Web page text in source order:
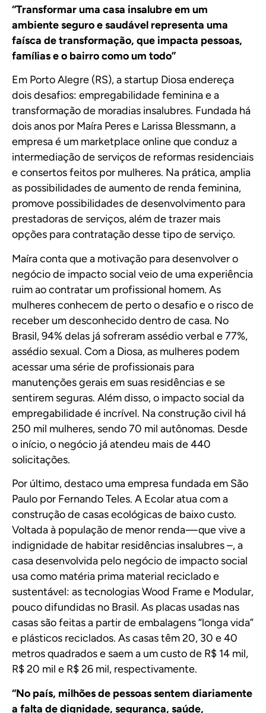
“Transformar uma casa insalubre em um
ambiente seguro e saudável representa uma
faísca de transformação, que impacta pessoas,
famílias e o bairro como um todo”
Em Porto Alegre (RS), a startup Diosaendereça
dois desafios: empregabilidade feminina e a
transformação de moradias insalubres. Fundada há
dois anos por Maíra Peres e Larissa Blessmann, a
empresa é um marketplace online que conduz a
intermediação de serviços de reformas residenciais
e consertos feitos por mulheres. Na prática, amplia
as possibilidades de aumento de renda feminina,
promove possibilidades de desenvolvimento para
prestadoras de serviços, além de trazer mais
opções para contratação desse tipo de serviço.
Maíra conta que a motivação para desenvolver o
negócio de impacto social veio de uma experiência
ruim ao contratar um profissional homem. As
mulheres conhecem de perto o desafio e o risco de
receber um desconhecido dentro de casa. No
Brasil, 94% delas já sofreram assédio verbal e 77%,
assédio sexual. Com a Diosa, as mulheres podem
acessar uma série de profissionais para
manutenções gerais em suas residências e se
sentirem seguras. Além disso, o impacto social da
empregabilidade é incrível. Na construção civil há
250 mil mulheres, sendo 70 mil autônomas. Desde
o início, o negócio já atendeu mais de 440
solicitações.
Por último, destaco uma empresa fundada em São
Paulo por Fernando Teles. A Ecolaratua com a
construção de casas ecológicas de baixo custo.
Voltada à população de menor renda — que vive a
indignidade de habitar residências insalubres –, a
casa desenvolvida pelo negócio de impacto social
usa como matéria prima material reciclado e
sustentável: as tecnologias Wood Frame e Modular,
pouco difundidas no Brasil. As placas usadas nas
casas são feitas a partir de embalagens “longa vida”
e plásticos reciclados. As casas têm 20, 30 e 40
metros quadrados e saem a um custo de R$ 14 mil,
R$ 20 mil e R$ 26 mil, respectivamente.
“No país, milhões de pessoas sentem diariamente
a falta de dignidade, segurança, saúde,